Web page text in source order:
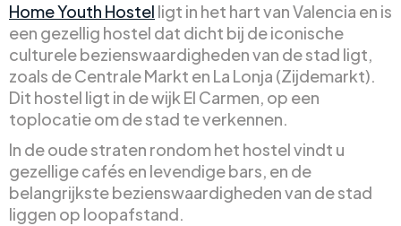
Home Youth Hostel ligt in het hart van Valencia en is
een gezellig hostel dat dicht bij de iconische
culturele bezienswaardigheden van de stad ligt,
zoals de Centrale Markt en La Lonja (Zijdemarkt).
Dit hostel ligt in de wijk El Carmen, op een
toplocatie om de stad te verkennen.
In de oude straten rondom het hostel vindt u
gezellige cafés en levendige bars, en de
belangrijkste bezienswaardigheden van de stad
liggen op loopafstand.